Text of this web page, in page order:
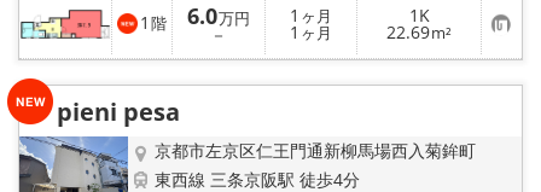
1 階 6.0万円
－
1 ヶ月
1 ヶ月
1K
22.69m² お
気
に
入
pieni pesa
京都市左京区仁王門通新柳馬場西入菊鉾町
東西線 三条京阪駅 徒歩4分